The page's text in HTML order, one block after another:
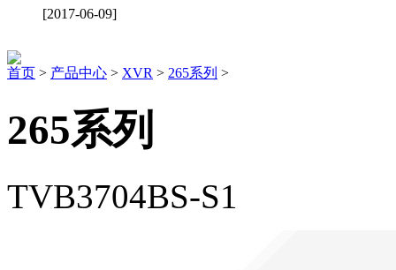
[2017-06-09]
首页 > 产品中心 > XVR > 265系列 >
265系列
TVB3704BS-S1